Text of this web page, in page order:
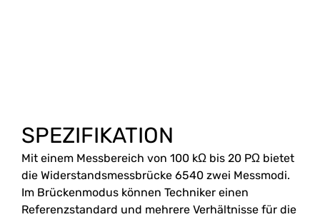
SPEZIFIKATION
Mit einem Messbereich von 100 kΩ bis 20 PΩ bietet
die Widerstandsmessbrücke 6540 zwei Messmodi.
Im Brückenmodus können Techniker einen
Referenzstandard und mehrere Verhältnisse für die